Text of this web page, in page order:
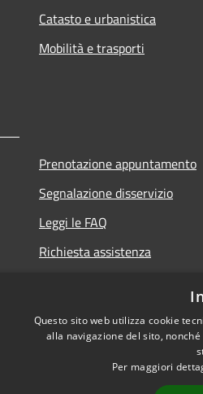
Catasto e urbanistica
Mobilità e trasporti
Prenotazione appuntamento
Segnalazione disservizio
Leggi le FAQ
Richiesta assistenza
Questo sito web utilizza cookie
alla navigazione del sito,
Per maggiori